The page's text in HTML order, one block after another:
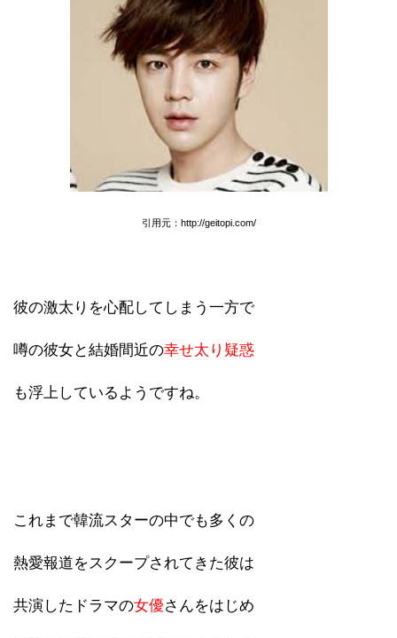
引用元：http://geitopi.com/
彼の激太りを心配してしまう一方で
噂の彼女と結婚間近の幸せ太り疑惑
も浮上しているようですね。
これまで韓流スターの中でも多くの
熱愛報道をスクープされてきた彼は
共演したドラマの女優さんをはじめ